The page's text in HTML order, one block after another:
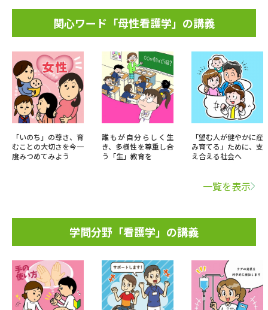
関心ワード「母性看護学」の講義
「いのち」の尊さ、育
むことの大切さを今一
度みつめてみよう
誰もが自分らしく生
き、多様性を尊重し合
う「生」教育を
「望む人が健やかに産
み育てる」ために、支
え合える社会へ
一覧を表示
学問分野「看護学」の講義